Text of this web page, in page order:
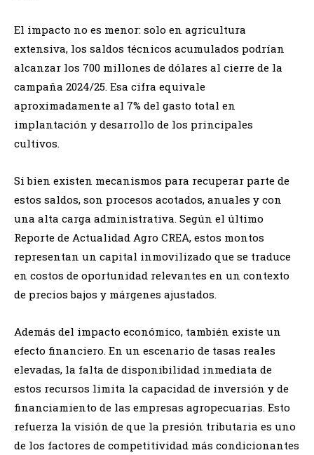
El impacto no es menor: solo en agricultura
extensiva, los saldos técnicos acumulados podrían
alcanzar los 700 millones de dólares al cierre de la
campaña 2024/25. Esa cifra equivale
aproximadamente al 7% del gasto total en
implantación y desarrollo de los principales
cultivos.
Si bien existen mecanismos para recuperar parte de
estos saldos, son procesos acotados, anuales y con
una alta carga administrativa. Según el último
Reporte de Actualidad Agro CREA, estos montos
representan un capital inmovilizado que se traduce
en costos de oportunidad relevantes en un contexto
de precios bajos y márgenes ajustados.
Además del impacto económico, también existe un
efecto financiero. En un escenario de tasas reales
elevadas, la falta de disponibilidad inmediata de
estos recursos limita la capacidad de inversión y de
financiamiento de las empresas agropecuarias. Esto
refuerza la visión de que la presión tributaria es uno
de los factores de competitividad más condicionantes